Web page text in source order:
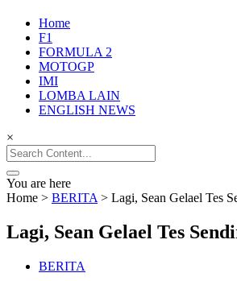
MediaBalap.com |
Balap Terupdate
Seputar MotoGP GP2 GP3
ASIA LMP2 F1 dll
Home
F1
FORMULA 2
MOTOGP
IMI
LOMBA LAIN
ENGLISH NEWS
×
Search
for:
You are here
Home > BERITA > Lagi, Sean Gelael Tes
Lagi, Sean Gelael Tes
BERITA